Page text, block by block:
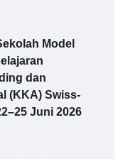
Model
dan
(KKA) Swiss-
Juni 2026